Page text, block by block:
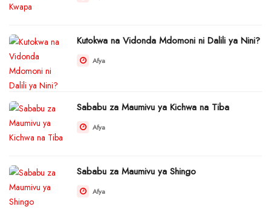
Kutokwa na Vidonda Mdomoni ni Dalili ya Nini?
Afya
Sababu za Maumivu ya Kichwa na Tiba
Afya
Sababu za Maumivu ya Shingo
Afya